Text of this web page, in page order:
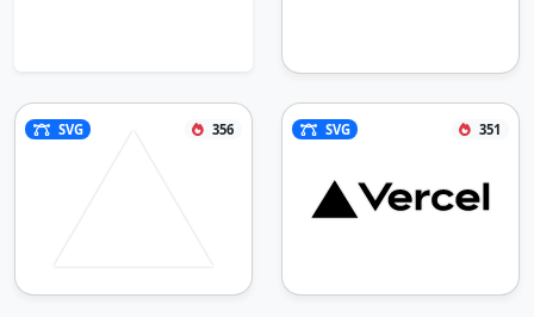
SVG 356 SVG 351